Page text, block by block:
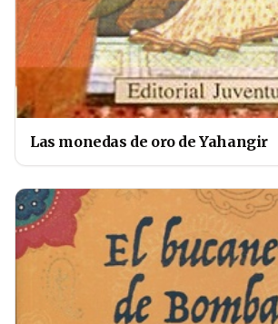
Las monedas de oro de Yahangir